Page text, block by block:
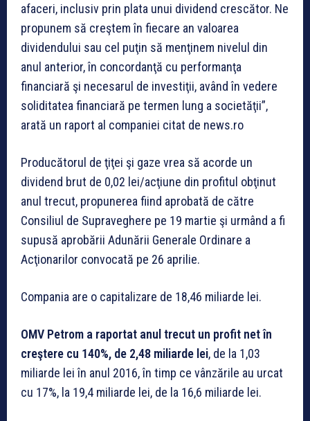
afaceri, inclusiv prin plata unui dividend crescător. Ne
propunem să creştem în fiecare an valoarea
dividendului sau cel puţin să menţinem nivelul din
anul anterior, în concordanţă cu performanţa
financiară şi necesarul de investiţii, având în vedere
soliditatea financiară pe termen lung a societăţii”,
arată un raport al companiei citat de news.ro
Producătorul de ţiţei şi gaze vrea să acorde un
dividend brut de 0,02 lei/acţiune din profitul obţinut
anul trecut, propunerea fiind aprobată de către
Consiliul de Supraveghere pe 19 martie şi urmând a fi
supusă aprobării Adunării Generale Ordinare a
Acţionarilor convocată pe 26 aprilie.
Compania are o capitalizare de 18,46 miliarde lei.
OMV Petrom a raportat anul trecut un profit net în
creştere cu 140%, de 2,48 miliarde lei, de la 1,03
miliarde lei în anul 2016, în timp ce vânzările au urcat
cu 17%, la 19,4 miliarde lei, de la 16,6 miliarde lei.